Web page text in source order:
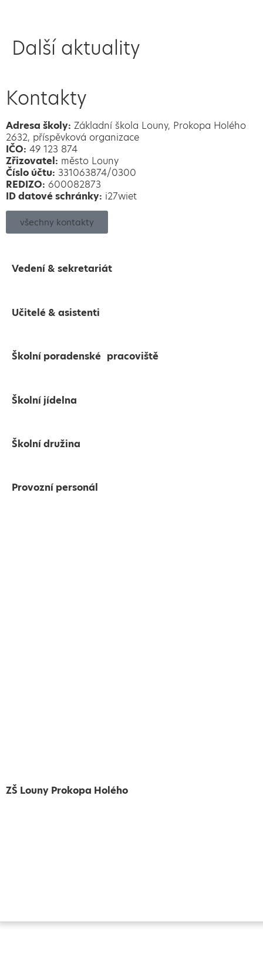
Další aktuality
Kontakty
Adresa školy: Základní škola Louny, Prokopa Holého
2632, příspěvková organizace
IČO: 49 123 874
Zřizovatel: město Louny
Číslo účtu: 331063874/0300
REDIZO: 600082873
ID datové schránky: i27wiet
všechny kontakty
Vedení & sekretariát
Učitelé & asistenti
Školní poradenské pracoviště
Školní jídelna
Školní družina
Provozní personál
ZŠ Louny Prokopa Holého